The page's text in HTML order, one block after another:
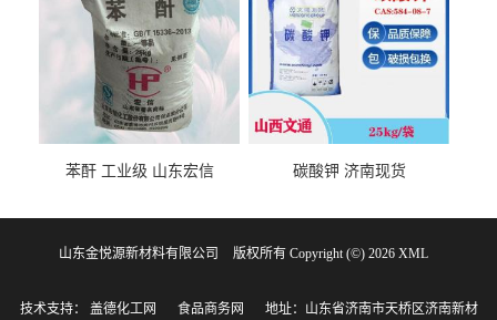
苯酐 工业级 山东宏信 碳酸钾 济南现货
山东金悦源新材料有限公司 版权所有 Copyright (©) 2026 XML
技术支持： 盖德化工网 食品商务网 地址：山东省济南市天桥区济南新材